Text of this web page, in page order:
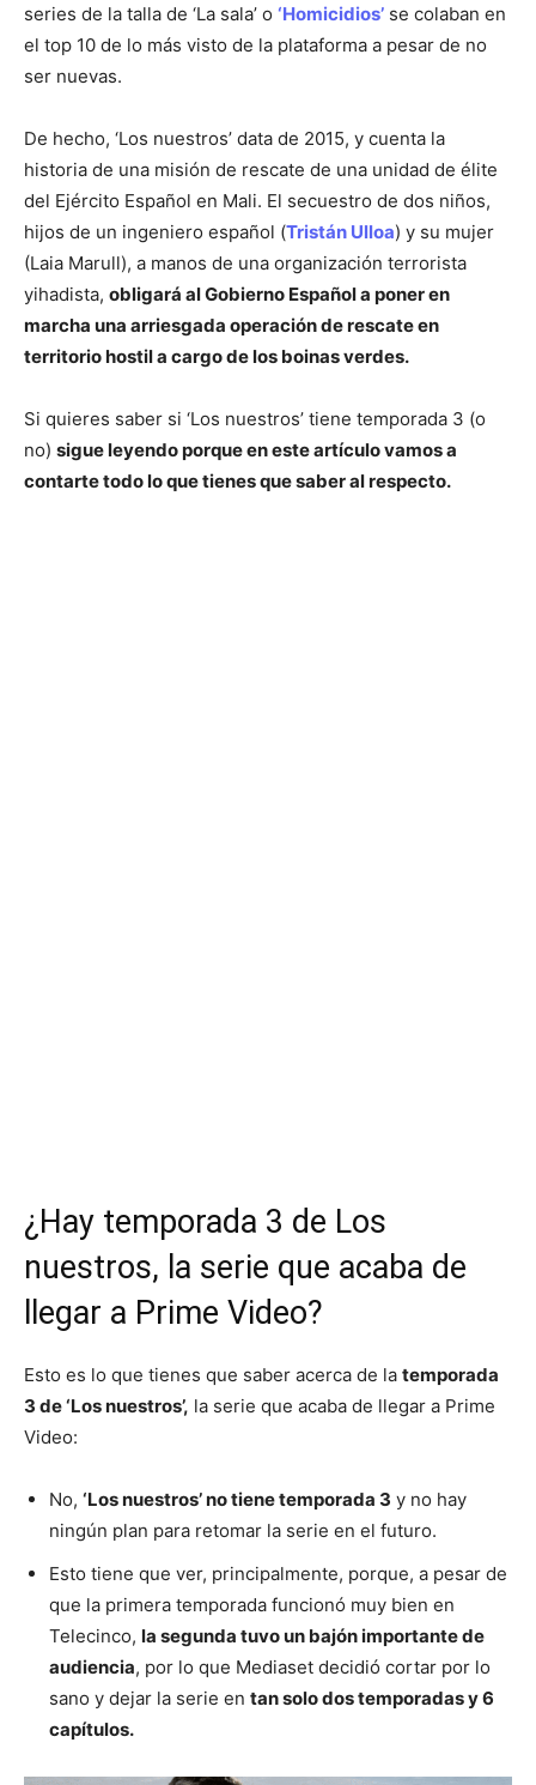
series de la talla de ‘La sala’ o ‘Homicidios’ se colaban en
el top 10 de lo más visto de la plataforma a pesar de no
ser nuevas.
De hecho, ‘Los nuestros’ data de 2015, y cuenta la
historia de una misión de rescate de una unidad de élite
del Ejército Español en Mali. El secuestro de dos niños,
hijos de un ingeniero español (Tristán Ulloa) y su mujer
(Laia Marull), a manos de una organización terrorista
yihadista, obligará al Gobierno Español a poner en
marcha una arriesgada operación de rescate en
territorio hostil a cargo de los boinas verdes.
Si quieres saber si ‘Los nuestros’ tiene temporada 3 (o
no) sigue leyendo porque en este artículo vamos a
contarte todo lo que tienes que saber al respecto.
¿Hay temporada 3 de Los
nuestros, la serie que acaba de
llegar a Prime Video?
Esto es lo que tienes que saber acerca de la temporada
3 de ‘Los nuestros’, la serie que acaba de llegar a Prime
Video:
No, ‘Los nuestros’ no tiene temporada 3 y no hay
ningún plan para retomar la serie en el futuro.
Esto tiene que ver, principalmente, porque, a pesar de
que la primera temporada funcionó muy bien en
Telecinco, la segunda tuvo un bajón importante de
audiencia, por lo que Mediaset decidió cortar por lo
sano y dejar la serie en tan solo dos temporadas y 6
capítulos.